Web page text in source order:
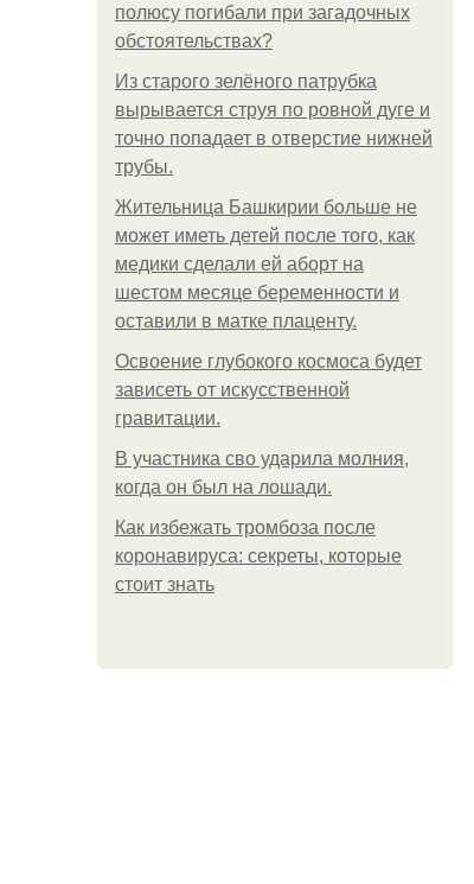
полюсу погибали при загадочных
обстоятельствах?
Из старого зелёного патрубка
вырывается струя по ровной дуге и
точно попадает в отверстие нижней
трубы.
Жительница Башкирии больше не
может иметь детей после того, как
медики сделали ей аборт на
шестом месяце беременности и
оставили в матке плаценту.
Освоение глубокого космоса будет
зависеть от искусственной
гравитации.
В участника сво ударила молния,
когда он был на лошади.
Как избежать тромбоза после
коронавируса: секреты, которые
стоит знать